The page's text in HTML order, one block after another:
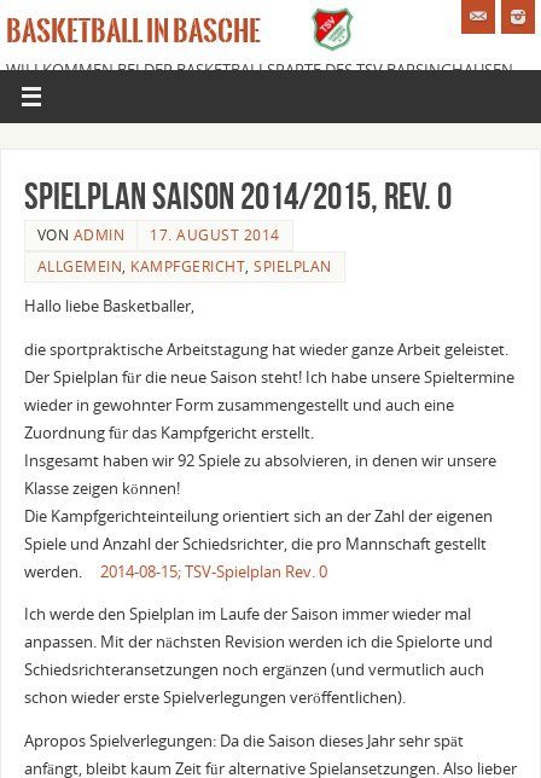
BASKETBALL IN BASCHE
WILLKOMMEN BEI DER BASKETBALLSPARTE DES TSV BARSINGHAUSEN
E.V.
Spielplan Saison 2014/2015, Rev. 0
VON ADMIN
17. AUGUST 2014
ALLGEMEIN, KAMPFGERICHT,SPIELPLAN
Hallo liebe Basketballer,
die sportpraktische Arbeitstagung hat wieder ganze Arbeit geleistet.
Der Spielplan für die neue Saison steht! Ich habe unsere Spieltermine
wieder in gewohnter Form zusammengestellt und auch eine
Zuordnung für das Kampfgericht erstellt.
Insgesamt haben wir 92 Spiele zu absolvieren, in denen wir unsere
Klasse zeigen können!
Die Kampfgerichteinteilung orientiert sich an der Zahl der eigenen
Spiele und Anzahl der Schiedsrichter, die pro Mannschaft gestellt
werden. 2014-08-15; TSV-Spielplan Rev. 0
Ich werde den Spielplan im Laufe der Saison immer wieder mal
anpassen. Mit der nächsten Revision werden ich die Spielorte und
Schiedsrichteransetzungen noch ergänzen (und vermutlich auch
schon wieder erste Spielverlegungen veröffentlichen).
Apropos Spielverlegungen: Da die Saison dieses Jahr sehr spät
anfängt, bleibt kaum Zeit für alternative Spielansetzungen. Also lieber